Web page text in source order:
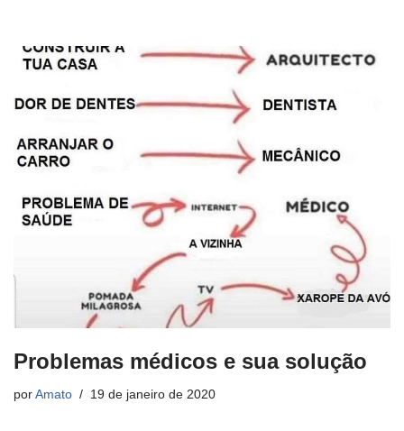
Problemas médicos e sua solução
por Amato 19 de janeiro de 2020